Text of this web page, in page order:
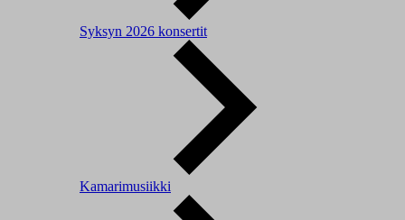
Syksyn 2026 konsertit
Kamarimusiikki